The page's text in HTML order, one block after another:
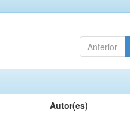
Anterior
Autor(es)